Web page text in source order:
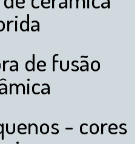
de fusão
- cores